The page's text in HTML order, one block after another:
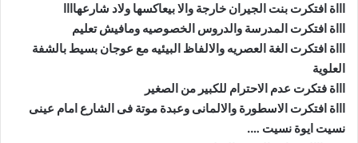
اااة افتكرت بنت الجيران خارجة والا بيعاكسها ولاد شارعهاااا
اااة افتكرت المدرسة والدروس الخصوصيه ومافيش تعليم
اااة افتكرت الغة العصريه والالفاظ البيئيه مع عوجان بسيط بالشفة
العلوية
اااة فتكرت عدم الاحترام للكبير من الصغير
اااة افتكرت الاسطورة والالمانى وعبدة موتة فى الشارع امام عينى
نسيت ايوة نسيت ….